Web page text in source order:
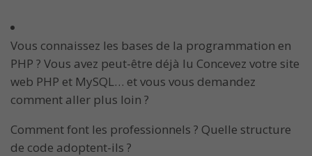
Vous connaissez les bases de la programmation en
PHP ? Vous avez peut-être déjà lu Concevez votre site
web PHP et MySQL… et vous vous demandez
comment aller plus loin ?
Comment font les professionnels ? Quelle structure
de code adoptent-ils ?